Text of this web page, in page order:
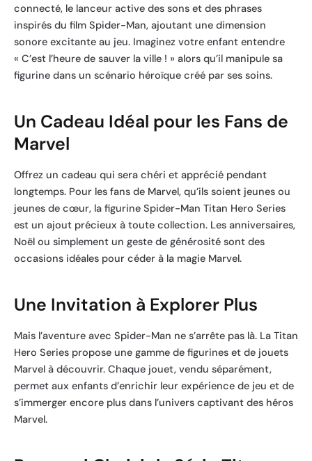
connecté, le lanceur active des sons et des phrases
inspirés du film Spider-Man, ajoutant une dimension
sonore excitante au jeu. Imaginez votre enfant entendre
« C’est l’heure de sauver la ville ! » alors qu’il manipule sa
figurine dans un scénario héroïque créé par ses soins.
Un Cadeau Idéal pour les Fans de
Marvel
Offrez un cadeau qui sera chéri et apprécié pendant
longtemps. Pour les fans de Marvel, qu’ils soient jeunes ou
jeunes de cœur, la figurine Spider-Man Titan Hero Series
est un ajout précieux à toute collection. Les anniversaires,
Noël ou simplement un geste de générosité sont des
occasions idéales pour céder à la magie Marvel.
Une Invitation à Explorer Plus
Mais l’aventure avec Spider-Man ne s’arrête pas là. La Titan
Hero Series propose une gamme de figurines et de jouets
Marvel à découvrir. Chaque jouet, vendu séparément,
permet aux enfants d’enrichir leur expérience de jeu et de
s’immerger encore plus dans l’univers captivant des héros
Marvel.